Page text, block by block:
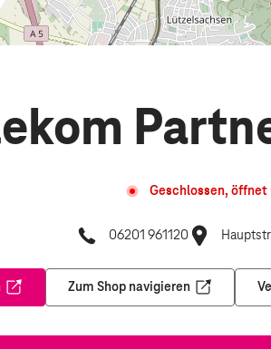
Geschlossen, öffnet
06201 961120
einem neuen Tab
Zum Shop navigieren
Öffnet in einem neuen